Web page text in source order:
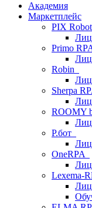
Академия
Маркетплейс
PIX
Primo
Robin
Sherpa
ROOMY
Р.бот
OneRPA
Lexema-